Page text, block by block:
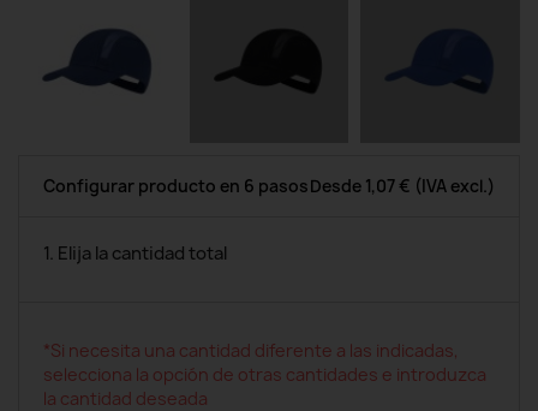
Configurar producto en 6 pasosDesde 1,07 € (IVA excl.)
1. Elija la cantidad total
*Si necesita una cantidad diferente a las indicadas,
selecciona la opción de otras cantidades e introduzca
la cantidad deseada